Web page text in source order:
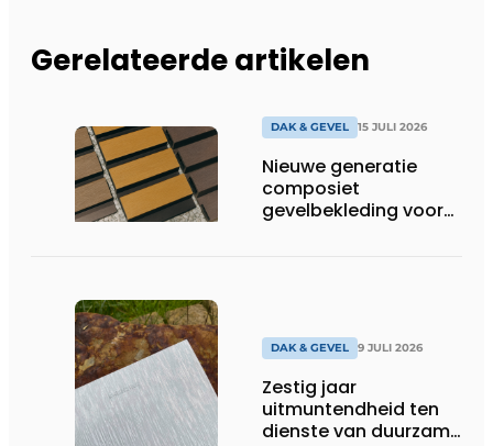
Gerelateerde artikelen
DAK & GEVEL 15 JULI 2026
Nieuwe generatie
composiet
gevelbekleding voor
DAK & GEVEL 9 JULI 2026
Zestig jaar
uitmuntendheid ten
dienste van duurzame